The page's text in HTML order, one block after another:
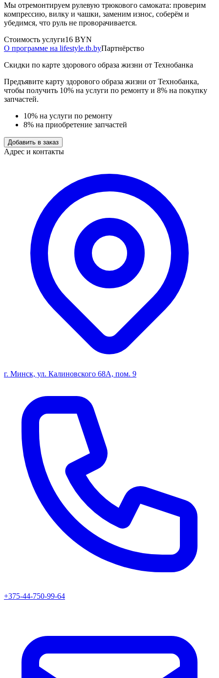
Мы отремонтируем рулевую трюкового самоката: проверим
компрессию, вилку и чашки, заменим износ, соберём и
убедимся, что руль не проворачивается.
Стоимость услуги16 BYN
О программе на lifestyle.tb.byПартнёрство
Скидки по карте здорового образа жизни от Технобанка
Предъявите карту здорового образа жизни от Технобанка,
чтобы получить 10% на услуги по ремонту и 8% на покупку
запчастей.
10% на услуги по ремонту
8% на приобретение запчастей
Добавить в заказ
Адрес и контакты
г. Минск, ул. Калиновского 68А, пом. 9
+375-44-750-99-64